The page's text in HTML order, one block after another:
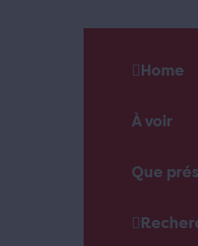
Home
À voir
Que